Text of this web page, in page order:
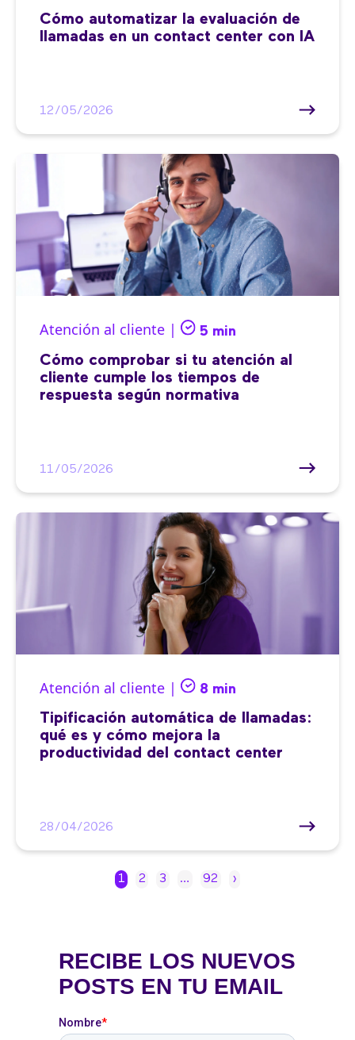
Cómo automatizar la evaluación de
llamadas en un contact center con IA
12/05/2026
Atención al cliente | 5 min
Cómo comprobar si tu atención al
cliente cumple los tiempos de
respuesta según normativa
11/05/2026
Atención al cliente | 8 min
Tipificación automática de llamadas:
qué es y cómo mejora la
productividad del contact center
28/04/2026
1 2 3 … 92 ›